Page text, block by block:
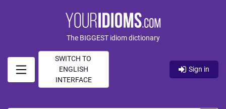
The BIGGEST idiom dictionary
SWITCH TO
ENGLISH
INTERFACE
Sign in